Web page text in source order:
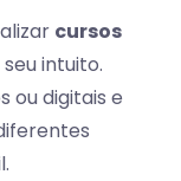
cursos
intuito.
ou digitais e